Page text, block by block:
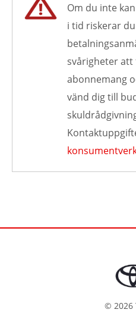
Om du inte
i tid riskerar
svårigheter att
abonnemang
vänd dig till
© 2026